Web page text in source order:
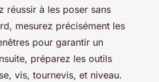
réussir à les poser sans
mesurez précisément les
pour garantir un
préparez les outils
vis, tournevis, et niveau.